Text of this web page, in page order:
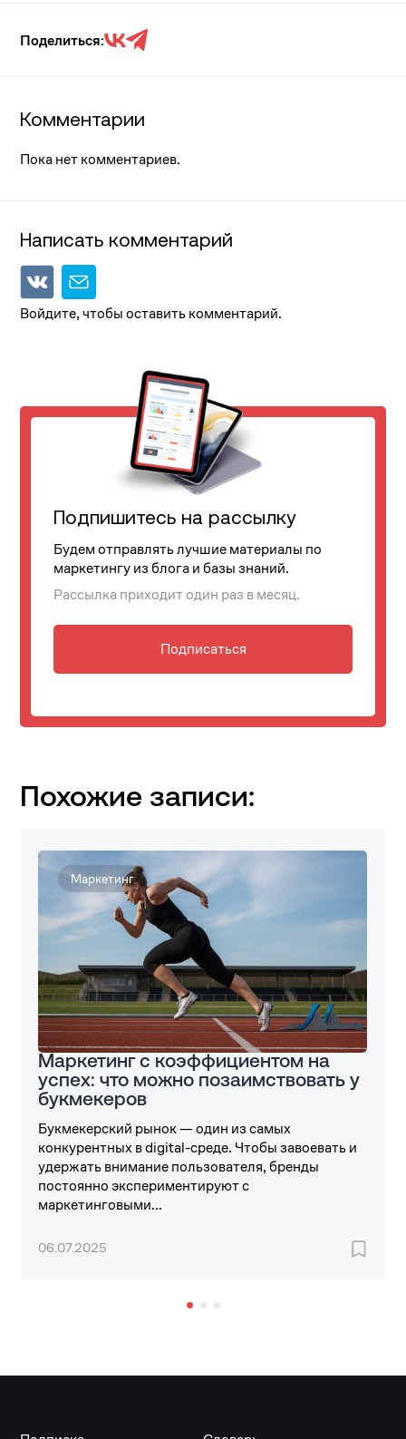
Поделиться:
Комментарии
Пока нет комментариев.
Написать комментарий
Войдите, чтобы оставить комментарий.
Подпишитесь на рассылку
Будем отправлять лучшие материалы по
маркетингу из блога и базы знаний.
Рассылка приходит один раз в месяц.
Подписаться
Похожие записи:
Маркетинг
Маркетинг с коэффициентом на
успех: что можно позаимствовать у
букмекеров
Букмекерский рынок — один из самых
конкурентных в digital-среде. Чтобы завоевать и
удержать внимание пользователя, бренды
постоянно экспериментируют с
маркетинговыми...
06.07.2025